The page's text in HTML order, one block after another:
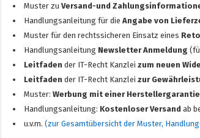
Muster zuVersand-und
Handlungsanleitung für dieAngabe von
Muster für den rechtssicheren Einsatz eines
Handlungsanleitung Newsletter Anmeldung
Leitfaden der IT-Recht Kanzleizum neuen
Leitfaden der IT-Recht Kanzleizur
Muster:Werbung mit einer Herstellergarantie
Handlungsanleitung: Kostenloser Versand ab
u.v.m.(zur Gesamtübersicht der Muster,